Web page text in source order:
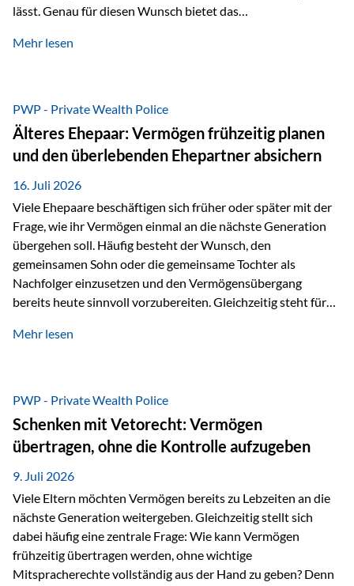
lässt. Genau für diesen Wunsch bietet das
Vienna-Life eine interessante Lösung. Es ermöglicht,
Ausgangssituation Stellen Sie sich folgende Familie vor: Die
Großeltern haben über viele Jahre Vermögen aufgebaut. Ihr
Wunsch ist es, dieses Vermögen nicht nur den eigenen
Kindern, sondern langfristig auch den Enkeln zukommen zu…
Mehr lesen
PWP - Private Wealth Police
Älteres Ehepaar: Vermögen frühzeitig planen
und den überlebenden Ehepartner absichern
16. Juli 2026
Viele Ehepaare beschäftigen sich früher oder später mit der
Frage, wie ihr Vermögen einmal an die nächste Generation
übergehen soll. Häufig besteht der Wunsch, den
gemeinsamen Sohn oder die gemeinsame Tochter als
Nachfolger einzusetzen und den Vermögensübergang
bereits heute sinnvoll vorzubereiten. Gleichzeitig steht für
passiert, wenn einer der beiden verstirbt? Der überlebende
Vermögen verfügen können. Genau für diese
Ausgangssituation bietet die Private Wealth Police der
Vienna-Life eine durchdachte Gestaltungsmöglichkeit. Die
Ausgangssituation Stellen Sie sich folgendes Beispiel vor:
Ein…
Mehr lesen
PWP - Private Wealth Police
Schenken mit Vetorecht: Vermögen
übertragen, ohne die Kontrolle aufzugeben
9. Juli 2026
Viele Eltern möchten Vermögen bereits zu Lebzeiten an die
nächste Generation weitergeben. Gleichzeitig stellt sich
dabei häufig eine zentrale Frage: Wie kann Vermögen
frühzeitig übertragen werden, ohne wichtige
Mitspracherechte vollständig aus der Hand zu geben? Denn